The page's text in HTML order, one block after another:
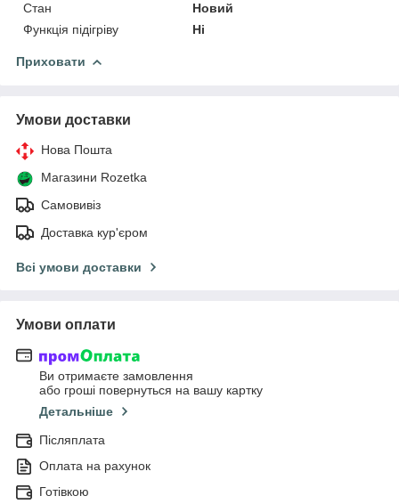
Стан
Новий
Функція підігріву
Ні
Приховати
Умови доставки
Нова Пошта
Магазини Rozetka
Самовивіз
Доставка кур'єром
Всі умови доставки
Умови оплати
Ви отримаєте замовлення
або гроші повернуться на вашу картку
Детальніше
Післяплата
Оплата на рахунок
Готівкою